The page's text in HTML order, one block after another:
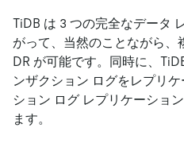
TiDB は 3 つの完全なデータ
がって、当然のことながら、
DR が可能です。同時に、
ンザクション ログをレプリ
ション ログ レプリケーショ
ます。